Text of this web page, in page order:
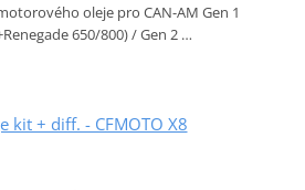
oleje pro CAN-AM Gen 1
650/800) / Gen 2 …
kit + diff. - CFMOTO X8